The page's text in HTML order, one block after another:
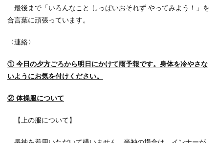
最後まで「いろんなこと しっぱいおそれず やってみよう！」を
合言葉に頑張っています。
〈連絡〉
① 今日の夕方ごろから明日にかけて雨予報です。身体を冷やさな
いようにお気を付けください。
② 体操服について
【上の服について】